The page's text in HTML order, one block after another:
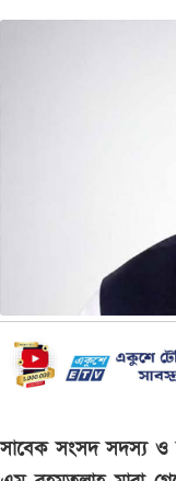
সাবেক সংসদ সদস্য ও